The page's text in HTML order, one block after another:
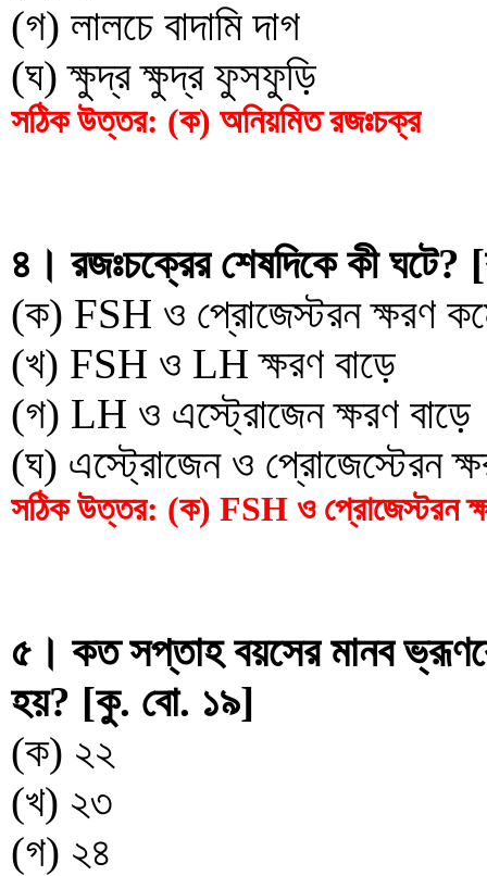
(গ) লালচে বাদামি দাগ
(ঘ) ক্ষুদ্র ক্ষুদ্র ফুসফুড়ি
সঠিক উত্তর: (ক) অনিয়মিত রজঃচক্র
৪। রজঃচক্রের শেষদিকে কী
(ক) FSH ও প্রোজেস্টরন ক্ষরণ
(খ) FSH ও LH ক্ষরণ বাড়ে
(গ) LH ও এস্ট্রোজেন ক্ষরণ বাড়ে
(ঘ) এস্ট্রোজেন ও প্রোজেস্টেরন
সঠিক উত্তর: (ক) FSH ও প্রোজেস্টরন
৫। কত সপ্তাহ বয়সের মানব
হয়? [কু. বো. ১৯]
(ক) ২২
(খ) ২৩
(গ) ২৪